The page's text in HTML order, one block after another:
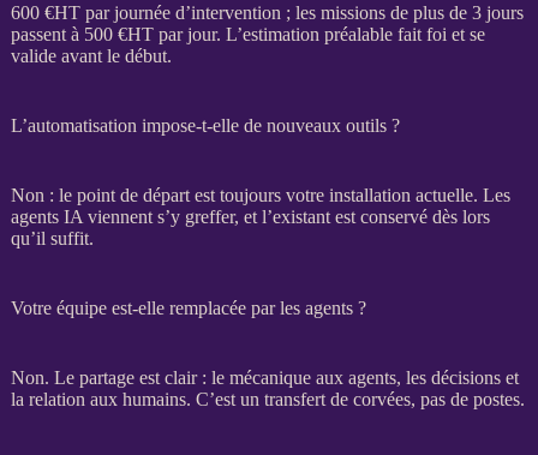
600 €HTpar journée d’intervention ; les missionsde plus de 3 jours
passent à 500 €HTpar jour. L’estimation préalable fait foi et se
valide avant le début.
L’automatisation impose-t-elle de nouveaux outils ?
Non : le point de départ est toujours votre installation actuelle. Les
agents IA viennent s’y greffer, et l’existant est conservé dès lors
qu’il suffit.
Votre équipe est-elle remplacée par les agents ?
Non. Le partage est clair : le mécanique aux agents, les décisions et
la relation aux humains. C’est un transfertde corvées, pas de postes.